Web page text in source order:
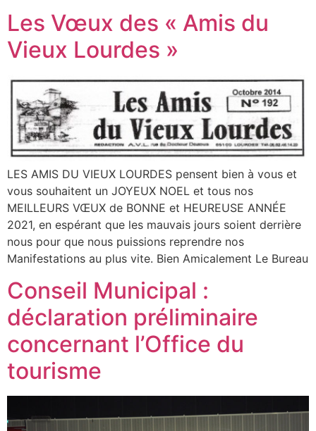
Les Vœux des « Amis du
Vieux Lourdes »
LES AMIS DU VIEUX LOURDES pensent bien à vous et
vous souhaitent un JOYEUX NOEL et tous nos
MEILLEURS VŒUX de BONNE et HEUREUSE ANNÉE
2021, en espérant que les mauvais jours soient derrière
nous pour que nous puissions reprendre nos
Manifestations au plus vite. Bien Amicalement Le Bureau
Conseil Municipal :
déclaration préliminaire
concernant l’Office du
tourisme